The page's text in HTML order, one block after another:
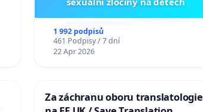
1 992 podpisů
461 Podpisy / 7 dní
22 Apr 2026
Za záchranu oboru translatologie